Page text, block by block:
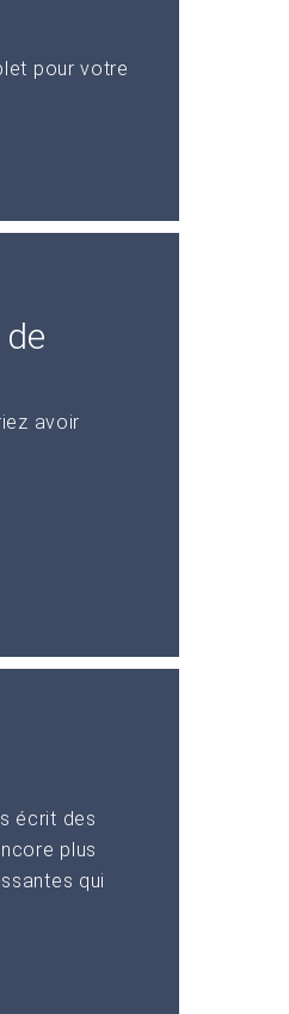
pour votre
avoir
écrit des
plus
qui